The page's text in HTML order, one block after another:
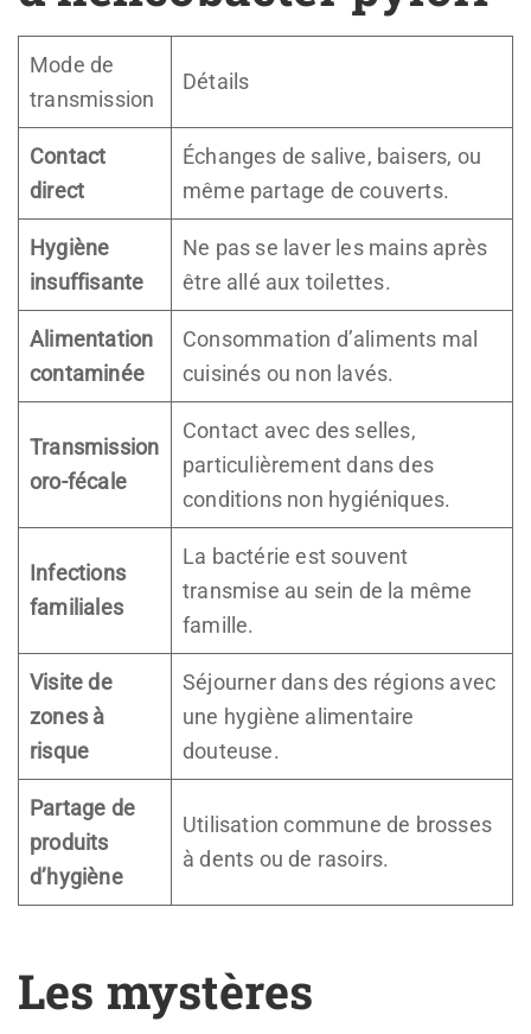
Mode de
transmission
Détails
Contact
direct
Échanges de salive, baisers, ou
même partage de couverts.
Hygiène
insuffisante
Ne pas se laver les mains après
être allé aux toilettes.
Alimentation
contaminée
Consommation d’aliments mal
cuisinés ou non lavés.
Transmission
oro-fécale
Contact avec des selles,
particulièrement dans des
conditions non hygiéniques.
Infections
familiales
La bactérie est souvent
transmise au sein de la même
famille.
Visite de
zones à
risque
Séjourner dans des régions avec
une hygiène alimentaire
douteuse.
Partage de
produits
d’hygiène
Utilisation commune de brosses
à dents ou de rasoirs.
Les mystères